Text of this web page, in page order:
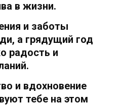
в жизни.
и заботы
а грядущий год
радость и
и вдохновение
тебе на этом